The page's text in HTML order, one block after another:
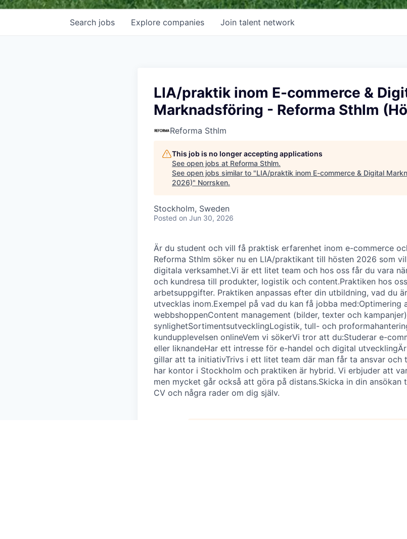
Search jobs Explore companies Join talent network
LIA/praktik inom E-commerce &
Marknadsföring - Reforma Sthlm
Reforma Sthlm
This job is no longer accepting applications
See open jobs at Reforma Sthlm.
See open jobs similar to "LIA/praktik inom E-commerce & Digital
2026)" Norrsken.
Stockholm, Sweden
Posted on Jun 30, 2026
Är du student och vill få praktisk erfarenhet inom e-commerce
Reforma Sthlm söker nu en LIA/praktikant till hösten 2026 som
digitala verksamhet.Vi är ett litet team och hos oss får du vara
och kundresa till produkter, logistik och content.Praktiken hos
arbetsuppgifter. Praktiken anpassas efter din utbildning, vad du
utvecklas inom.Exempel på vad du kan få jobba
webbshoppenContent management (bilder, texter och
synlighetSortimentsutvecklingLogistik, tull- och
kundupplevelsen onlineVem vi sökerVi tror att du:Studerar e-
eller liknandeHar ett intresse för e-handel och digital
gillar att ta initiativTrivs i ett litet team där man får ta ansvar och
har kontor i Stockholm och praktiken är hybrid. Vi erbjuder att
men mycket går också att göra på distans.Skicka in din ansökan
CV och några rader om dig själv.